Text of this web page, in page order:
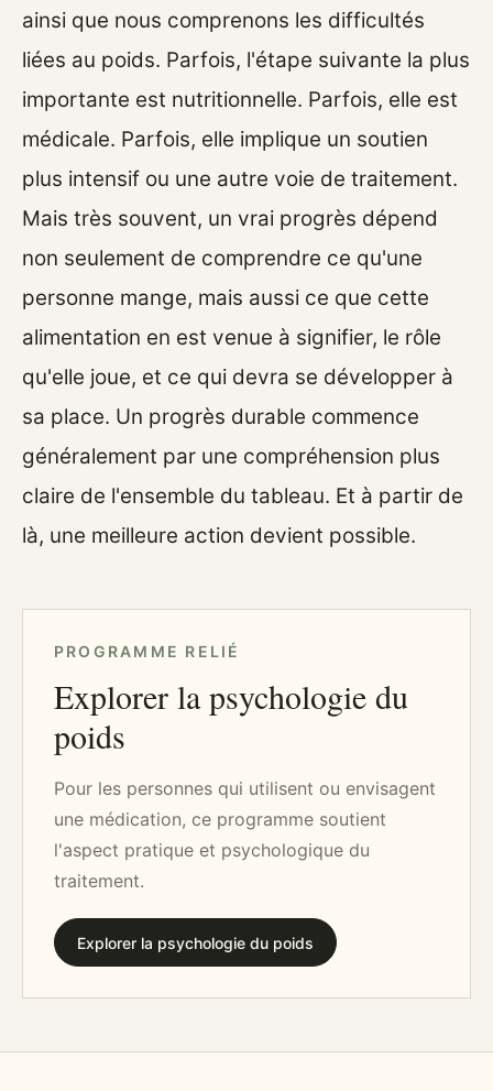
ainsi que nous comprenons les difficultés
liées au poids. Parfois, l'étape suivante la plus
importante est nutritionnelle. Parfois, elle est
médicale. Parfois, elle implique un soutien
plus intensif ou une autre voie de traitement.
Mais très souvent, un vrai progrès dépend
non seulement de comprendre ce qu'une
personne mange, mais aussi ce que cette
alimentation en est venue à signifier, le rôle
qu'elle joue, et ce qui devra se développer à
sa place. Un progrès durable commence
généralement par une compréhension plus
claire de l'ensemble du tableau. Et à partir de
là, une meilleure action devient possible.
PROGRAMME RELIÉ
Explorer la psychologie du
poids
Pour les personnes qui utilisent ou envisagent
une médication, ce programme soutient
l'aspect pratique et psychologique du
traitement.
Explorer la psychologie du poids